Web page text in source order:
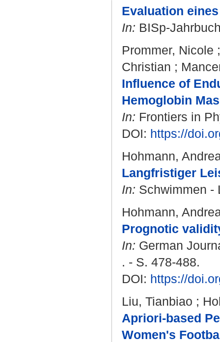
Evaluation
In: BISp-
Prommer, Nicole
Christian ;
Influence of
Hemoglobin
In: Frontiers in
DOI: https://
Hohmann,
Langfristiger
In: Schwimmen -
Hohmann,
Prognotic
In: German
. - S. 478-488.
DOI: https://
Liu, Tianbiao ;
Apriori-based
Women's